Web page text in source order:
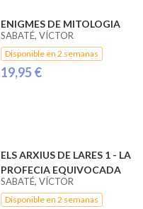
ENIGMES DE MITOLOGIA
SABATÉ, VÍCTOR
Disponible en 2 semanas
19,95 €
ELS ARXIUS DE LARES 1 - LA
PROFECIA EQUIVOCADA
SABATÉ, VÍCTOR
Disponible en 2 semanas